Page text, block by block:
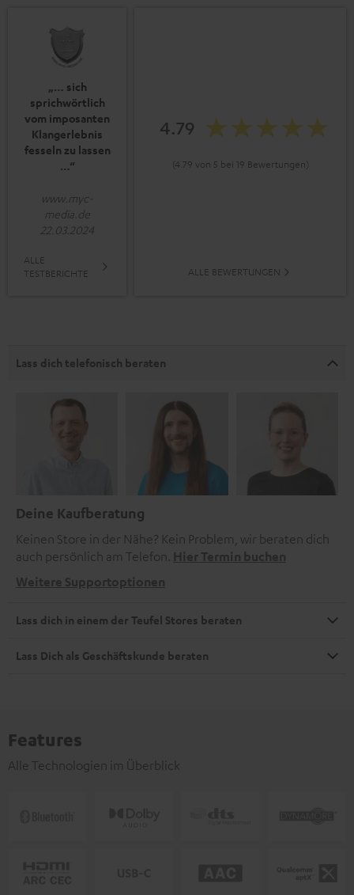
„… sich
sprichwörtlich
vom imposanten
Klangerlebnis
fesseln zu lassen
…“
www.myc-
media.de
22.03.2024
ALLE
TESTBERICHTE
4.79
(4.79 von 5 bei 19 Bewertungen)
ALLE BEWERTUNGEN
Lass dich telefonisch beraten
Deine Kaufberatung
Keinen Store in der Nähe? Kein Problem, wir beraten dich
auch persönlich am Telefon. Hier Termin buchen
Weitere Supportoptionen
Lass dich in einem der Teufel Stores beraten
Lass Dich als Geschäftskunde beraten
Features
Alle Technologien im Überblick